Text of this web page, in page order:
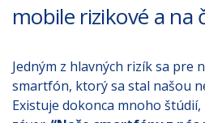
mobile rizikové a na
Jedným z hlavných rizík sa pre
smartfón, ktorý sa stal našou
Existuje dokonca mnoho